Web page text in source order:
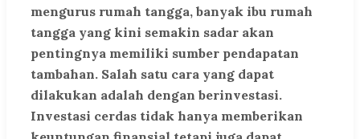
mengurus rumah tangga, banyak ibu rumah
tangga yang kini semakin sadar akan
pentingnya memiliki sumber pendapatan
tambahan. Salah satu cara yang dapat
dilakukan adalah dengan berinvestasi.
Investasi cerdas tidak hanya memberikan